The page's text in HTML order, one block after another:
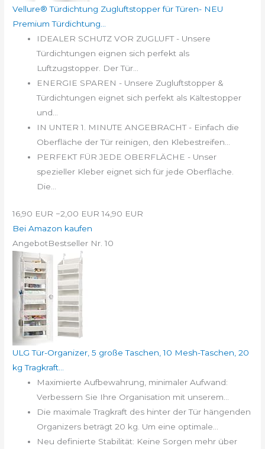
Vellure® Türdichtung Zugluftstopper für Türen- NEU
Premium Türdichtung...
IDEALER SCHUTZ VOR ZUGLUFT - Unsere
Türdichtungen eignen sich perfekt als
Luftzugstopper. Der Tür...
ENERGIE SPAREN - Unsere Zugluftstopper &
Türdichtungen eignet sich perfekt als Kältestopper
und...
IN UNTER 1. MINUTE ANGEBRACHT - Einfach die
Oberfläche der Tür reinigen, den Klebestreifen...
PERFEKT FÜR JEDE OBERFLÄCHE - Unser
spezieller Kleber eignet sich für jede Oberfläche.
Die...
16,90 EUR −2,00 EUR 14,90 EUR
Bei Amazon kaufen
AngebotBestseller Nr. 10
ULG Tür-Organizer, 5 große Taschen, 10 Mesh-Taschen, 20
kg Tragkraft...
Maximierte Aufbewahrung, minimaler Aufwand:
Verbessern Sie Ihre Organisation mit unserem...
Die maximale Tragkraft des hinter der Tür hängenden
Organizers beträgt 20 kg. Um eine optimale...
Neu definierte Stabilität: Keine Sorgen mehr über